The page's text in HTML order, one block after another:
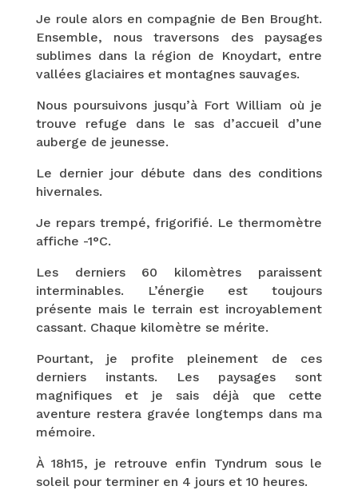
Je roule alors en compagnie de Ben Brought.
Ensemble, nous traversons des paysages
sublimes dans la région de Knoydart, entre
vallées glaciaires et montagnes sauvages.
Nous poursuivons jusqu’à Fort William où je
trouve refuge dans le sas d’accueil d’une
auberge de jeunesse.
Le dernier jour débute dans des conditions
hivernales.
Je repars trempé, frigorifié. Le thermomètre
affiche -1°C.
Les derniers 60 kilomètres paraissent
interminables. L’énergie est toujours
présente mais le terrain est incroyablement
cassant. Chaque kilomètre se mérite.
Pourtant, je profite pleinement de ces
derniers instants. Les paysages sont
magnifiques et je sais déjà que cette
aventure restera gravée longtemps dans ma
mémoire.
À 18h15, je retrouve enfin Tyndrum sous le
soleil pour terminer en 4 jours et 10 heures.